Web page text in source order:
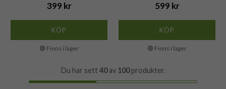
399 kr
KÖP
🟢 Finns i lager
599 kr
KÖP
🟢 Finns i lager
Du har sett 40av 100produkter.